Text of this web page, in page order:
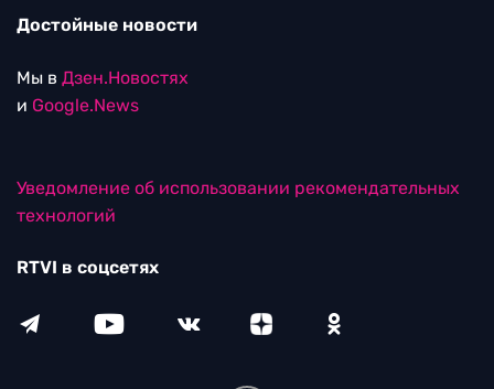
Достойные новости
Мы в Дзен.Новостях
и Google.News
Уведомление об использовании рекомендательных
технологий
RTVI в соцсетях